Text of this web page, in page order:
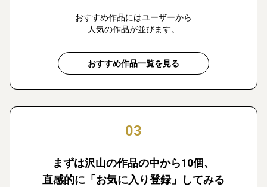
おすすめ作品にはユーザーから
人気の作品が並びます。
おすすめ作品一覧を見る
03
まずは沢山の作品の中から10個、
直感的に「お気に入り登録」してみる